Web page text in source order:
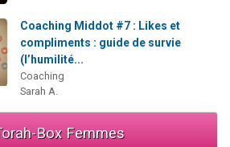
Coaching Middot #7 : Likes et
compliments : guide de survie
(l’humilité...
Coaching
Sarah A.
Box Femmes